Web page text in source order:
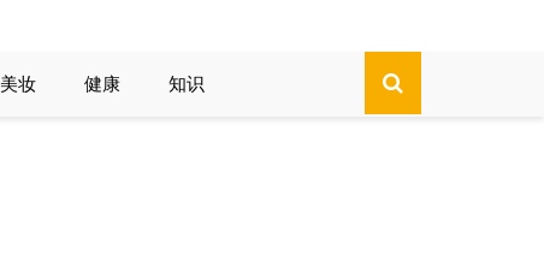
美妆 健康 知识